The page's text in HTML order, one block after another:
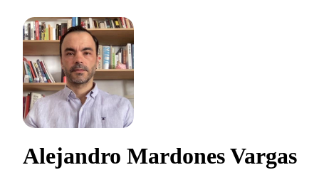
Alejandro Mardones Vargas